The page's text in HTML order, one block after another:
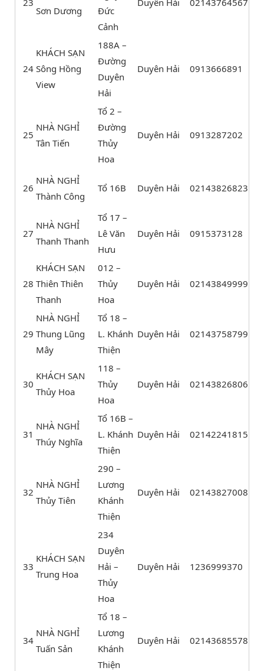
23
Sơn Dương
Đức
Cảnh
Duyên Hải 02143764567
24
KHÁCH SẠN
Sông Hồng
View
188A –
Đường
Duyên
Hải
Duyên Hải 0913666891
25
NHÀ NGHỈ
Tân Tiến
Tổ 2 –
Đường
Thủy
Hoa
Duyên Hải 0913287202
26
NHÀ NGHỈ
Thành Công
Tổ 16B Duyên Hải 02143826823
27
NHÀ NGHỈ
Thanh Thanh
Tổ 17 –
Lê Văn
Hưu
Duyên Hải 0915373128
28
KHÁCH SẠN
Thiên Thiên
Thanh
012 –
Thủy
Hoa
Duyên Hải 02143849999
29
NHÀ NGHỈ
Thung Lũng
Mây
Tổ 18 –
L. Khánh
Thiện
Duyên Hải 02143758799
30
KHÁCH SẠN
Thủy Hoa
118 –
Thủy
Hoa
Duyên Hải 02143826806
31
NHÀ NGHỈ
Thúy Nghĩa
Tổ 16B –
L. Khánh
Thiện
Duyên Hải 02142241815
32
NHÀ NGHỈ
Thủy Tiên
290 –
Lương
Khánh
Thiện
Duyên Hải 02143827008
33
KHÁCH SẠN
Trung Hoa
234
Duyên
Hải –
Thủy
Hoa
Duyên Hải 1236999370
34
NHÀ NGHỈ
Tuấn Sản
Tổ 18 –
Lương
Khánh
Thiện
Duyên Hải 02143685578